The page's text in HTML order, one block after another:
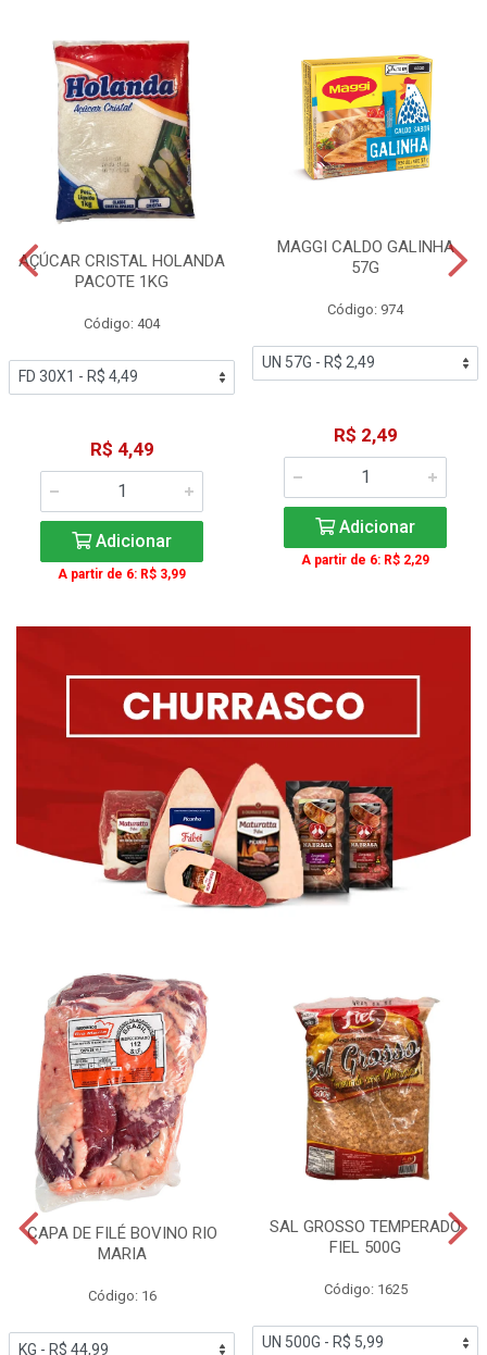
AÇÚCAR CRISTAL HOLANDA
PACOTE 1KG
Código: 404
R$ 4,49
Adicionar
A partir de 6: R$ 3,99
MAGGI CALDO GALINHA
57G
Código: 974
R$ 2,49
Adicionar
A partir de 6: R$ 2,29
CAPA DE FILÉ BOVINO RIO
MARIA
Código: 16
SAL GROSSO TEMPERADO
FIEL 500G
Código: 1625